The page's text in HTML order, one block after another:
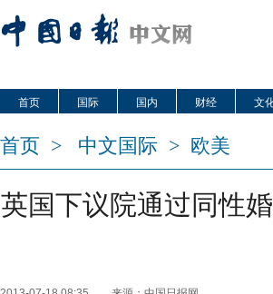
首页 国际 国内 财经 文
首页 > 中文国际 > 欧美
英国下议院通过同性